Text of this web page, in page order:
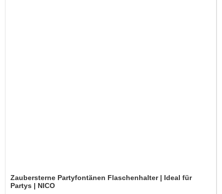
Zaubersterne Partyfontänen Flaschenhalter | Ideal für
Partys | NICO